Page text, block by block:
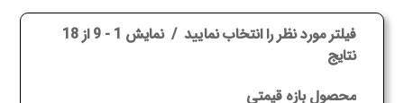
فیلتر مورد نظر را انتخاب نمایید
نمایش 1 - 9 از 18
نتایج
محصول بازه قیمتی